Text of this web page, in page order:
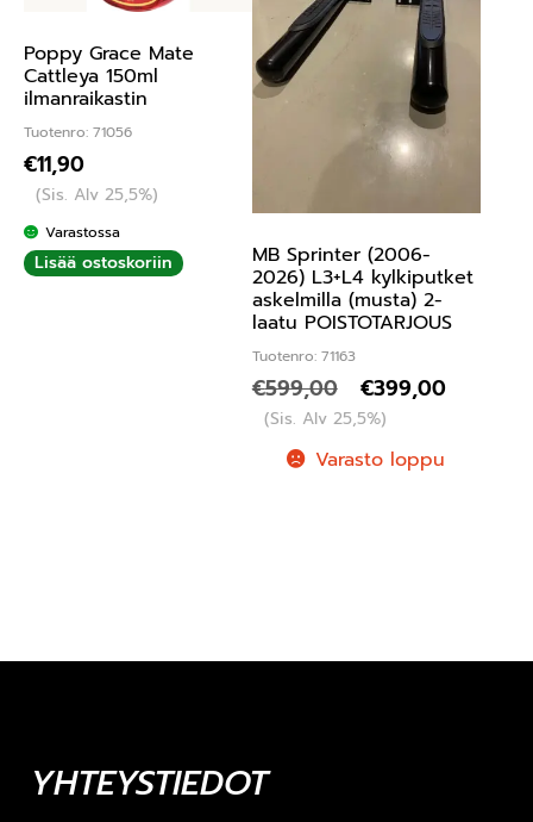
Poppy Grace Mate
Cattleya 150ml
ilmanraikastin
Tuotenro: 71056
€11,90
(Sis. Alv 25,5%)
Varastossa
Lisää ostoskoriin MB Sprinter (2006-
2026) L3+L4 kylkiputket
askelmilla (musta) 2-
laatu POISTOTARJOUS
Tuotenro: 71163
€599,00 €399,00
(Sis. Alv 25,5%)
Varasto loppu
YHTEYSTIEDOT